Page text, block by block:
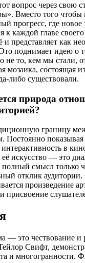
вопрос через свою
Вместо того чтобы
прогресс, где новое
к каждой главе
и представляет как
поднимает идею о
не то, кем мы стали,
мозаика, состоящая
либо существовали.
природа
границу
Постоянно
в
её искусство — это
полный смысл только
отклик
произведение
присвоение
— это чествование и
Свифт,
и многогранности.